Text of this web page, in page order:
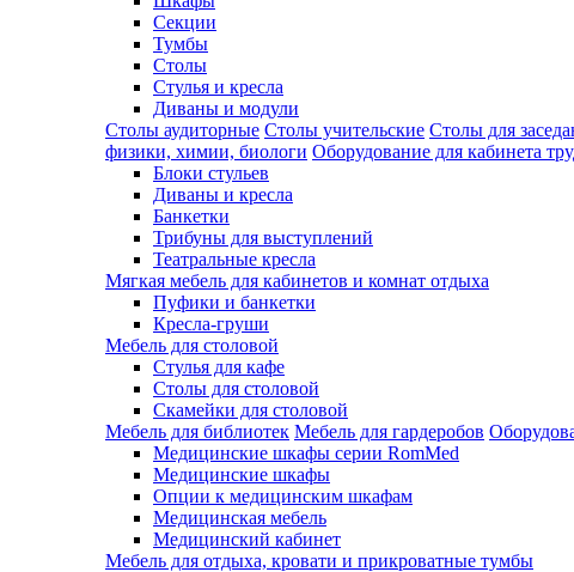
Секции
Тумбы
Столы
Стулья и кресла
Диваны и модули
Столы аудиторные Столы учительские Столы для
физики, химии, биологи Оборудование для кабинета
Блоки стульев
Диваны и кресла
Банкетки
Трибуны для выступлений
Театральные кресла
Мягкая мебель для кабинетов и комнат отдыха
Пуфики и банкетки
Кресла-груши
Мебель для столовой
Cтулья для кафе
Cтолы для столовой
Скамейки для столовой
Мебель для библиотек Мебель для гардеробов
Медицинские шкафы серии RomMed
Медицинские шкафы
Опции к медицинским шкафам
Медицинская мебель
Медицинский кабинет
Мебель для отдыха, кровати и прикроватные тумбы